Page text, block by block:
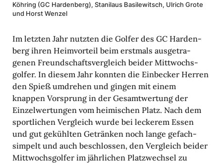
Köhring (GC Harden­berg), Stani­laus Basi­le­witsch, Ulrich Grote
und Horst Wenzel
Im letzten Jahr nutzten die Golfer des GC Harden­
berg ihren Heim­vor­teil beim erst­mals ausge­tra­
genen Freund­schafts­ver­gleich beider Mitt­wochs­
golfer. In diesem Jahr konnten die Einbe­cker Herren
den Spieß umdrehen und gingen mit einem
knappen Vorsprung in der Gesamt­wer­tung der
Einzel­wer­tungen vom heimi­schen Platz. Nach dem
sport­li­chen Vergleich wurde bei leckerem Essen
und gut gekühlten Getränken noch lange gefach­
sim­pelt und auch beschlossen, den Vergleich beider
Mitt­wochs­golfer im jähr­li­chen Platz­wechsel zu